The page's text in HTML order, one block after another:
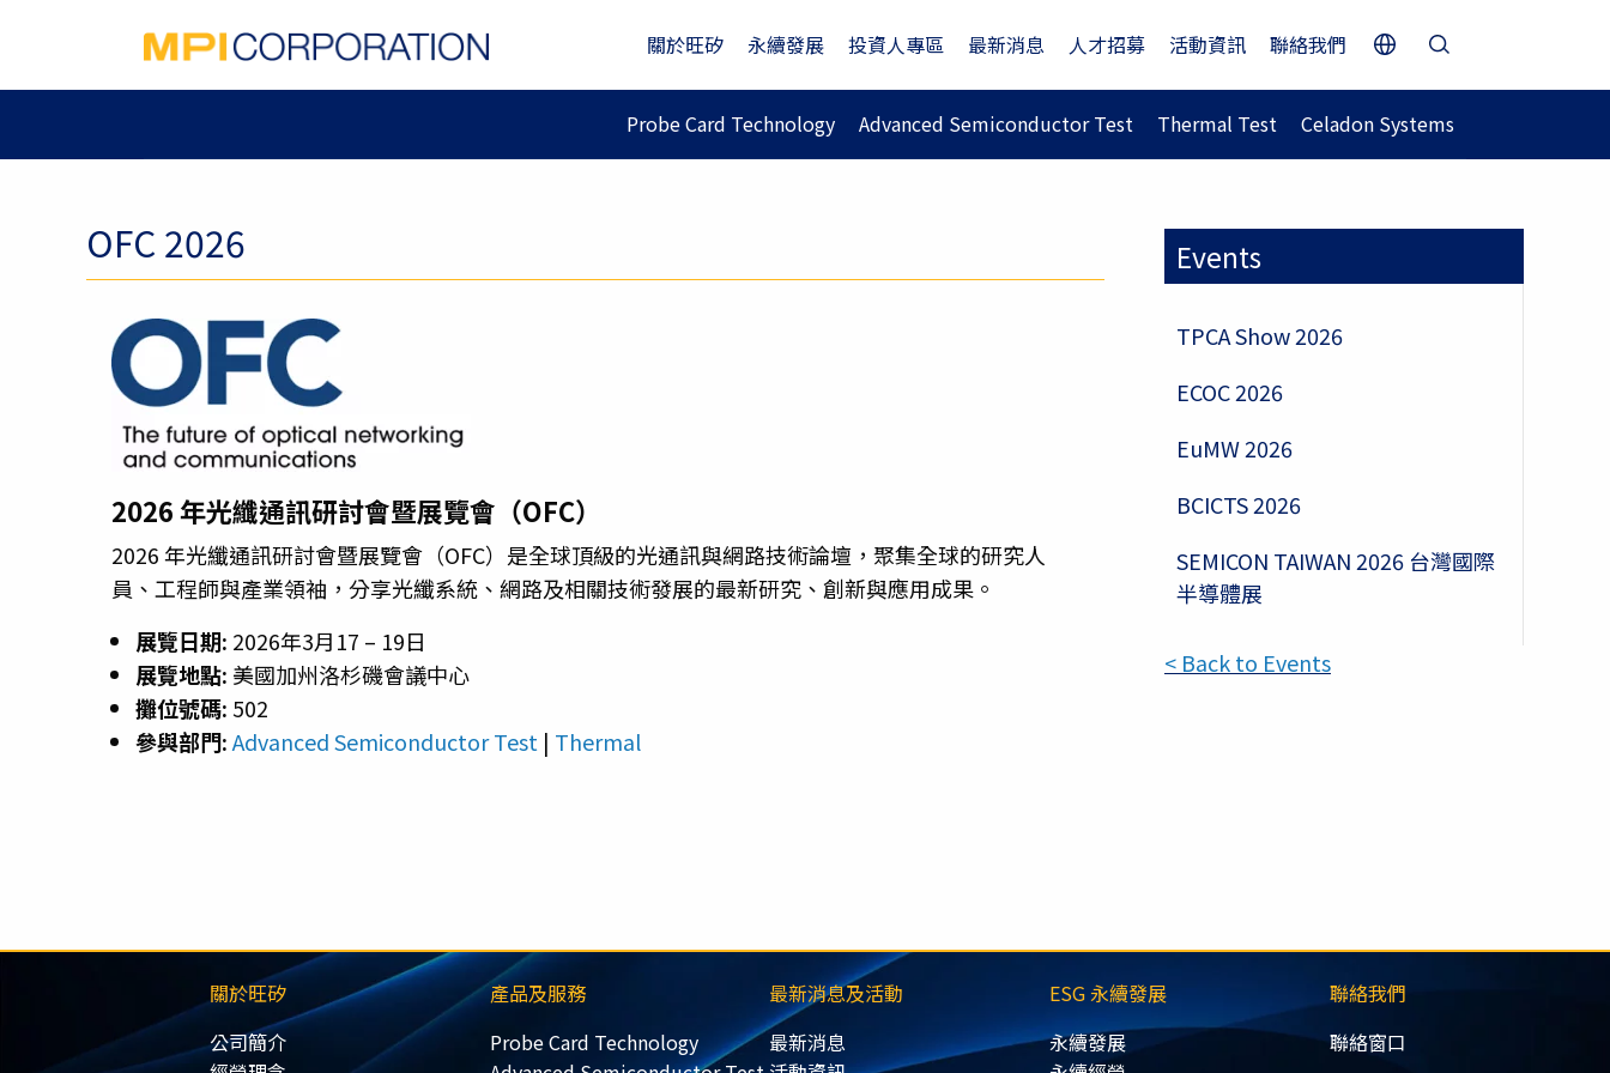
關於旺矽 永續發展 投資人專區 最新消息 人才招募 活動資訊 聯絡我們
Probe Card Technology Advanced Semiconductor Test Thermal Test Celadon Systems
OFC 2026
2026 年光纖通訊研討會暨展覽會（OFC）
2026 年光纖通訊研討會暨展覽會（OFC）是全球頂級的光通訊與網路技術論壇，聚集全球的研究人
員、工程師與產業領袖，分享光纖系統、網路及相關技術發展的最新研究、創新與應用成果。
展覽日期: 2026年3月17 – 19日
展覽地點: 美國加州洛杉磯會議中心
攤位號碼: 502
參與部門:Advanced Semiconductor Test | Thermal
Events
TPCA Show 2026
ECOC 2026
EuMW 2026
BCICTS 2026
SEMICON TAIWAN 2026 台灣國際
半導體展
< Back to Events
關於旺矽
公司簡介
產品及服務
Probe Card Technology
最新消息及活動
最新消息
ESG 永續發展
永續發展
聯絡我們
聯絡窗口